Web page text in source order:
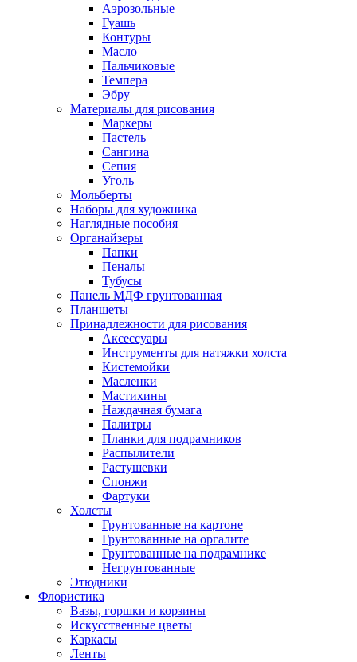
Аэрозольные
Гуашь
Контуры
Масло
Пальчиковые
Темпера
Эбру
Материалы для рисования
Маркеры
Пастель
Сангина
Сепия
Уголь
Мольберты
Наборы для художника
Наглядные пособия
Органайзеры
Папки
Пеналы
Тубусы
Панель МДФ грунтованная
Планшеты
Принадлежности для рисования
Аксессуары
Инструменты для натяжки холста
Кистемойки
Масленки
Мастихины
Наждачная бумага
Палитры
Планки для подрамников
Распылители
Растушевки
Спонжи
Фартуки
Холсты
Грунтованные на картоне
Грунтованные на оргалите
Грунтованные на подрамнике
Негрунтованные
Этюдники
Флористика
Вазы, горшки и корзины
Искусственные цветы
Каркасы
Ленты